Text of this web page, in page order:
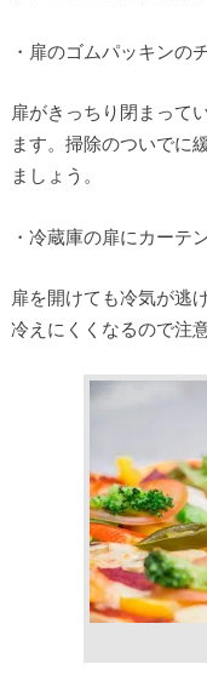
・扉のゴムパッキンの
扉がきっちり閉まって
ます。掃除のついでに
ましょう。
・冷蔵庫の扉にカーテ
扉を開けても冷気が逃
冷えにくくなるので注